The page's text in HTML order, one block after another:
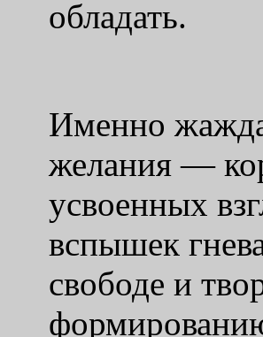
обладать.
Именно
желания —
усвоенных
вспышек
свободе и